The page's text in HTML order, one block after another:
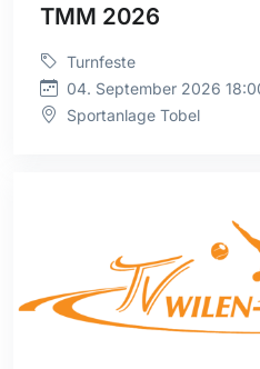
TMM 2026
Turnfeste
04. September 2026
Sportanlage Tobel